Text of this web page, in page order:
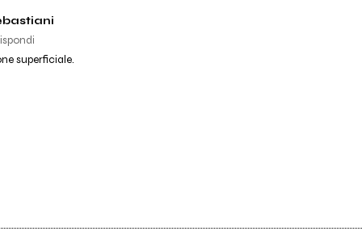
superficiale.